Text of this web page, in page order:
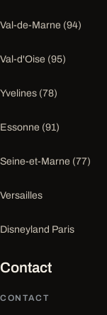
Val-de-Marne (94)
Val-d'Oise (95)
Yvelines (78)
Essonne (91)
Seine-et-Marne (77)
Versailles
Disneyland Paris
Contact
CONTACT